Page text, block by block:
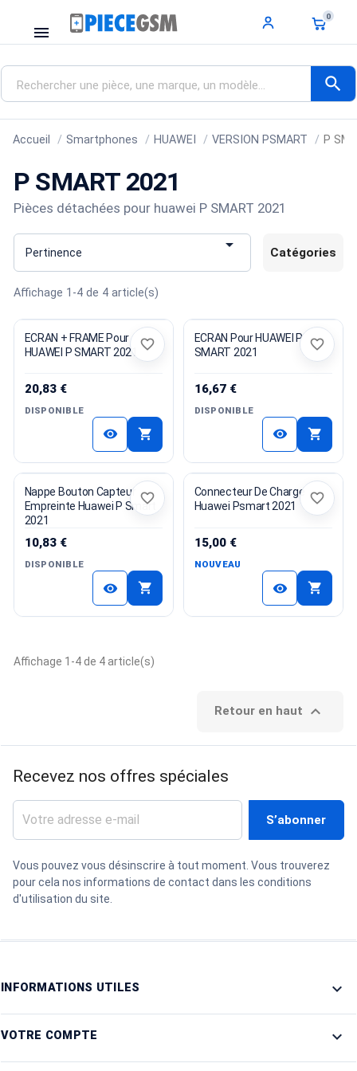
menu
0
search
Accueil Smartphones HUAWEI VERSION PSMART P
P SMART 2021
Pièces détachées pour huawei P SMART 2021
Pertinence  Catégories
Affichage 1-4 de 4 article(s)
ECRAN + FRAME Pour
HUAWEI P SMART 2021
20,83 €
DISPONIBLE
visibility shopping_cart
favorite_border
ECRAN Pour HUAWEI P
SMART 2021
16,67 €
DISPONIBLE
visibility shopping_cart
favorite_border
Nappe Bouton Capteur
Empreinte Huawei P Smart
2021
10,83 €
DISPONIBLE
visibility shopping_cart
favorite_border
Connecteur De Charge
Huawei Psmart 2021
15,00 €
NOUVEAU
visibility shopping_cart
favorite_border
Affichage 1-4 de 4 article(s)
Retour en haut 
Recevez nos offres spéciales
Vous pouvez vous désinscrire à tout moment. Vous trouverez
pour cela nos informations de contact dans les conditions
d'utilisation du site.
INFORMATIONS UTILES 
VOTRE COMPTE 